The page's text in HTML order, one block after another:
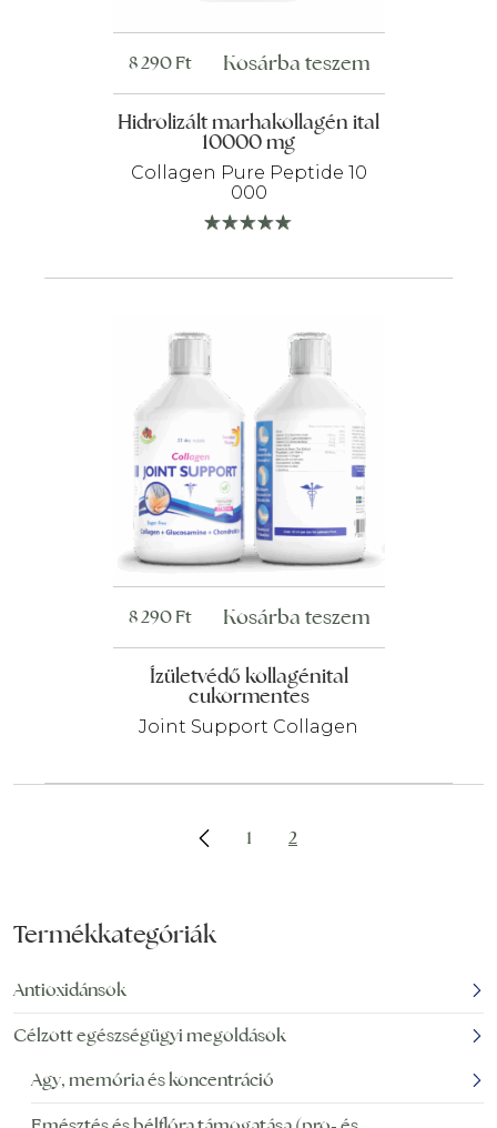
Hidrolizált marhakollagén ital
10000 mg
Collagen Pure Peptide 10
000
8 290Ft Kosárba teszem
Ízületvédő kollagénital
cukormentes
Joint Support Collagen
8 290Ft Kosárba teszem
1 2
Termékkategóriák
Antioxidánsok
Célzott egészségügyi megoldások
Agy, memória és koncentráció